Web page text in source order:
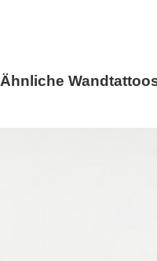
Ähnliche